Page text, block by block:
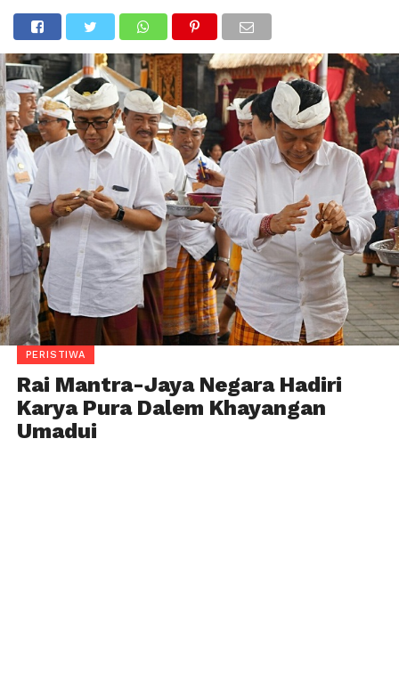
PERISTIWA
Rai Mantra-Jaya Negara Hadiri
Karya Pura Dalem Khayangan
Umadui